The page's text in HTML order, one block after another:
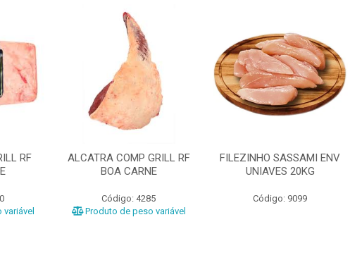
RF
ALCATRA COMP GRILL RF
BOA CARNE
Código: 4285
Produto de peso variável
FILEZINHO SASSAMI ENV
UNIAVES 20KG
Código: 9099